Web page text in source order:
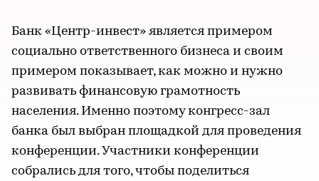
Банк «Центр-инвест» является примером
социально ответственного бизнеса и своим
примером показывает, как можно и нужно
развивать финансовую грамотность
населения. Именно поэтому конгресс-зал
банка был выбран площадкой для проведения
конференции. Участники конференции
собрались для того, чтобы поделиться